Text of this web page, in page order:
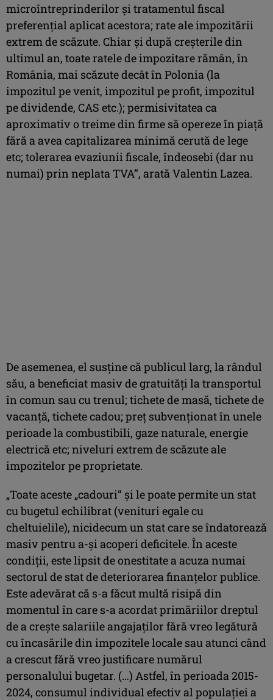
microîntreprinderilor şi tratamentul fiscal
preferenţial aplicat acestora; rate ale impozitării
extrem de scăzute. Chiar şi după creşterile din
ultimul an, toate ratele de impozitare rămân, în
România, mai scăzute decât în Polonia (la
impozitul pe venit, impozitul pe profit, impozitul
pe dividende, CAS etc.); permisivitatea ca
aproximativ o treime din firme să opereze în piaţă
fără a avea capitalizarea minimă cerută de lege
etc; tolerarea evaziunii fiscale, îndeosebi (dar nu
numai) prin neplata TVA”, arată Valentin Lazea.
De asemenea, el susţine că publicul larg, la rândul
său, a beneficiat masiv de gratuităţi la transportul
în comun sau cu trenul; tichete de masă, tichete de
vacanţă, tichete cadou; preţ subvenţionat în unele
perioade la combustibili, gaze naturale, energie
electrică etc; niveluri extrem de scăzute ale
impozitelor pe proprietate.
„Toate aceste „cadouri” şi le poate permite un stat
cu bugetul echilibrat (venituri egale cu
cheltuielile), nicidecum un stat care se îndatorează
masiv pentru a-şi acoperi deficitele. În aceste
condiţii, este lipsit de onestitate a acuza numai
sectorul de stat de deteriorarea finanţelor publice.
Este adevărat că s-a făcut multă risipă din
momentul în care s-a acordat primăriilor dreptul
de a creşte salariile angajaţilor fără vreo legătură
cu încasările din impozitele locale sau atunci când
a crescut fără vreo justificare numărul
personalului bugetar. (…) Astfel, în perioada 2015-
2024, consumul individual efectiv al populaţiei a